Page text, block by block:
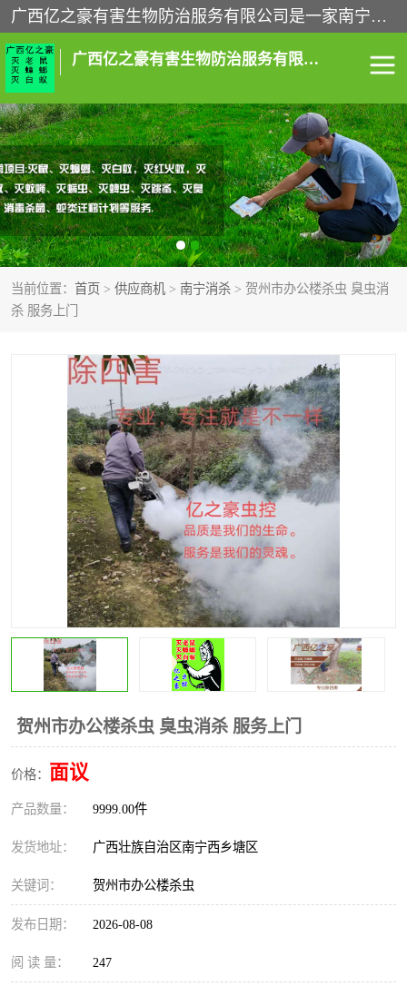
广西亿之豪有害生物防治服务有限公司是一家南宁灭鼠公司、灭蟑螂公司，南宁杀虫公司，南宁除虫公司，南宁灭跳蚤公司，南宁灭白蚁公司，南宁除四害公司,广西亿之豪有害生物防治服务有限公司专业灭蟑螂,除臭虫,其他害虫,服务上门,安全环保,售后保障,一次消杀，竭诚为您服务.
广西亿之豪有害生物防治服务有限公司
当前位置： 首页 > 供应商机 > 南宁消杀 > 贺州市办公楼杀虫 臭虫消
杀 服务上门
贺州市办公楼杀虫 臭虫消杀 服务上门
价格： 面议
产品数量： 9999.00件
发货地址： 广西壮族自治区南宁西乡塘区
关键词： 贺州市办公楼杀虫
发布日期： 2026-08-08
阅 读 量： 247
南宁灭白蚁 南宁灭老鼠
南宁灭蟑螂 南宁杀虫
南宁除四害 南宁消杀
南宁除虫公司